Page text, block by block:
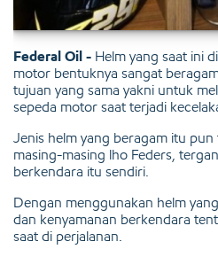
Federal Oil - Helm yang saat ini
motor bentuknya sangat
tujuan yang sama yakni untuk
sepeda motor saat terjadi
Jenis helm yang beragam itu
masing-masing lho Feders,
berkendara itu sendiri.
Dengan menggunakan helm
dan kenyamanan berkendara
saat di perjalanan.